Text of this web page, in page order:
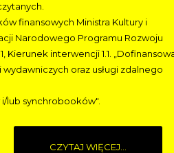
finansowych Ministra Kultury i
Narodowego Programu Rozwoju
Kierunek interwencji 1.1.
oraz usługi zdalnego
lub synchrobooków".
CZYTAJ WIĘCEJ...